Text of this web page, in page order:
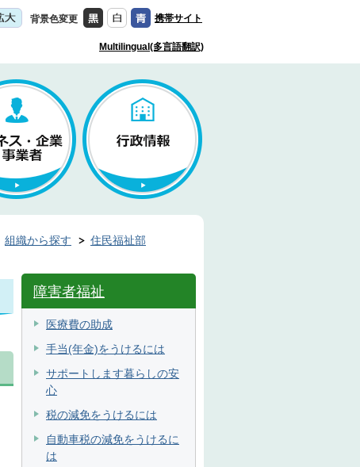
背景色変更 携帯サイト
Multilingual(多言語翻訳)
組織から探す
住民福祉部
障害者福祉
医療費の助成
手当(年金)をうけるには
サポートします暮らしの安
心
税の減免をうけるには
自動車税の減免をうけるに
は